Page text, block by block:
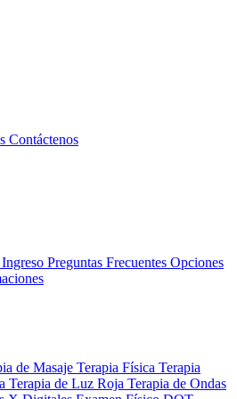
Contáctenos
Preguntas Frecuentes Opciones
de Masaje Terapia Física Terapia
Terapia de Luz Roja Terapia de Ondas